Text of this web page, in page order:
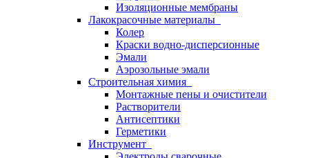
Изоляционные мембраны
Лакокрасочные материалы
Колер
Краски водно-дисперсионные
Эмали
Аэрозольные эмали
Строительная химия
Монтажные пены и очистители
Растворители
Антисептики
Герметики
Инструмент